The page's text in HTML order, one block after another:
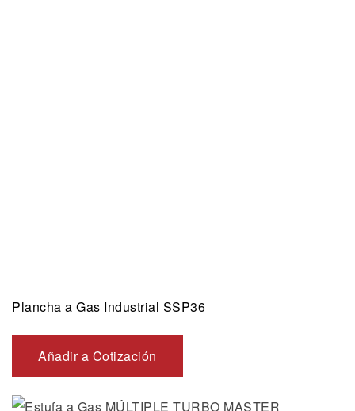
Plancha a Gas Industrial SSP36
Añadir a Cotización